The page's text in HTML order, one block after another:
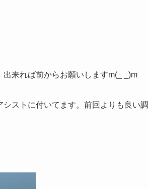
出来れば前からお願いしますm(_ _)m
ストに付いてます。前回よりも良い調